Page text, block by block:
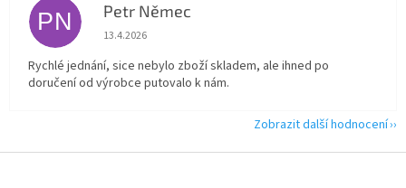
PN Petr Němec
Hodnocení obchodu je 5 z 5 hvězdiček.
13.4.2026
Rychlé jednání, sice nebylo zboží skladem, ale ihned po
doručení od výrobce putovalo k nám.
Zobrazit další hodnocení